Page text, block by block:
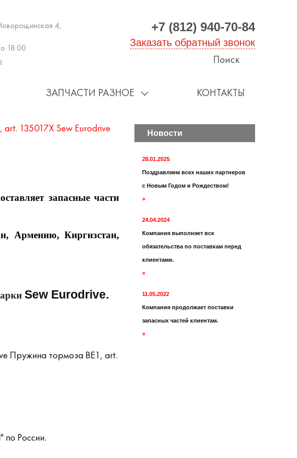
4,
18:00
+7 (812) 940-70-84
Заказать обратный звонок
Поиск
ЗАПЧАСТИ РАЗНОЕ КОНТАКТЫ
135017X Sew Eurodrive
запасные части
Армению, Киргизстан,
Sew Eurodrive.
Пружина тормоза BE1, art.
России.
Новости
28.01.2025
Поздравляем всех наших партнеров
с Новым Годом и Рождеством!
»
24.04.2024
Компания выполняет все
обязательства по поставкам перед
клиентами.
»
11.05.2022
Компания продолжает поставки
запасных частей клиентам.
»